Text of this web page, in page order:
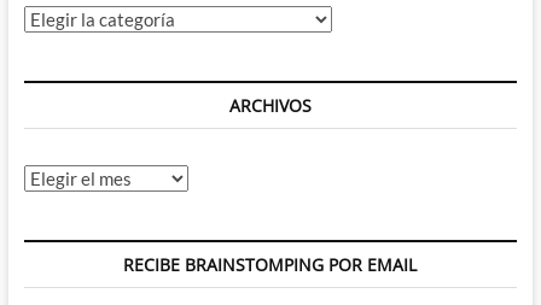
Categorías
ARCHIVOS
Archivos
RECIBE BRAINSTOMPING POR EMAIL